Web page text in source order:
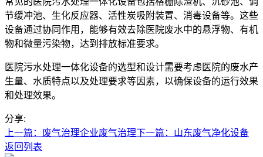
节缓冲池、生化反应器、活性炭吸附装置、消毒设备等。这些
设备通过协同作用，能够有效去除医院废水中的悬浮物、有机
物和微量污染物，达到排放标准要求。
医院污水处理一体化设备的选型和设计需要考虑医院的废水产
生量、水质特点以及处理要求等因素，以确保设备的运行效果
和处理效果。
分享:
上一篇：废气治理企业废气治理下一篇：山东废气净化设备
返回列表